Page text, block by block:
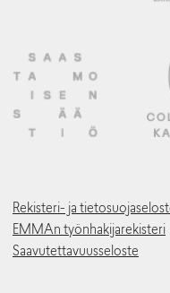
Rekisteri- ja
EMMAn työnhakijarekisteri
Saavutettavuusseloste